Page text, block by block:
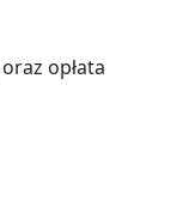
opłata